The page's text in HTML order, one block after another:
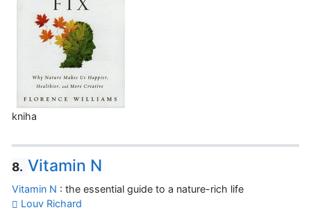
kniha
8. Vitamin N
Vitamin N : the essential guide to a nature-rich life
Louv Richard